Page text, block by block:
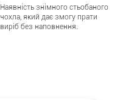
Наявність знімного стьобаного
чохла, який дає змогу прати
виріб без наповнення.